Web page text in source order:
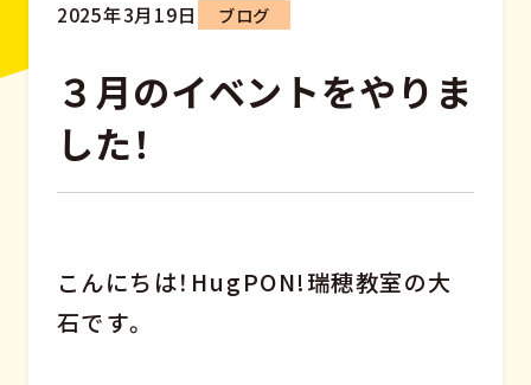
2025年3月19日 ブログ
３月のイベントをやりま
した！
こんにちは！HugPON!瑞穂教室の大
石です。